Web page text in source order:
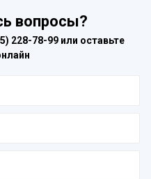
вопросы?
228-78-99или оставьте